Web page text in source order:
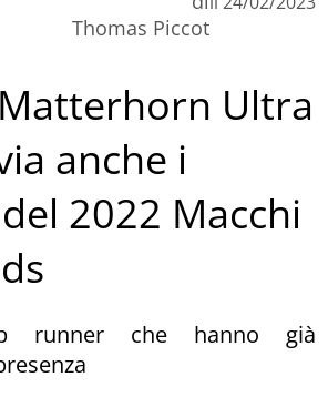
Thomas Piccot
Ultra
anche i
2022 Macchi
runner che hanno già